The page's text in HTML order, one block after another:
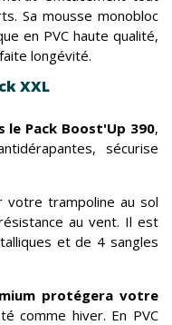
Sa mousse monobloc
en PVC haute qualité,
longévité.
XXL
le Pack Boost'Up 390,
sécurise
votre trampoline au sol
au vent. Il est
et de 4 sangles
protégera votre
comme hiver. En PVC